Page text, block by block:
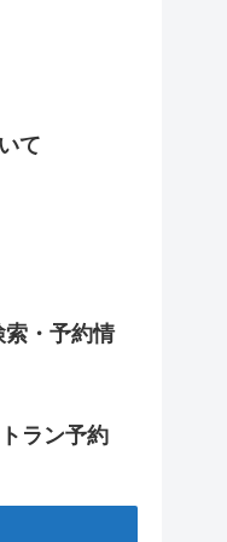
て
・予約情
ラン予約